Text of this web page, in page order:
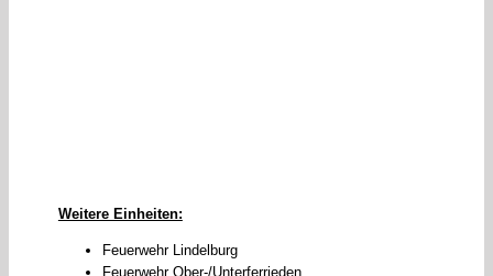
Weitere Einheiten:
Feuerwehr Lindelburg
Feuerwehr Ober-/Unterferrieden